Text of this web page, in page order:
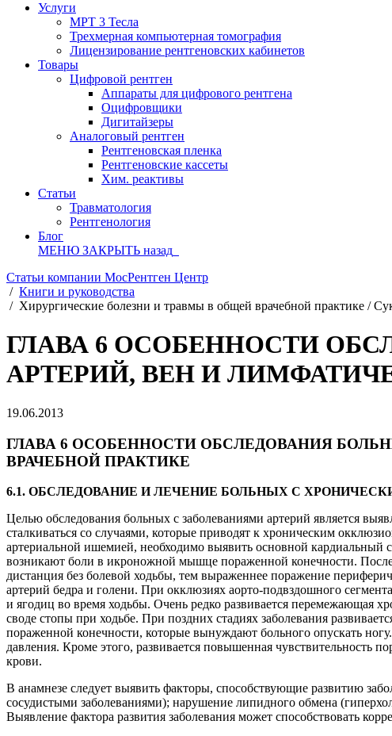
Услуги
МРТ 3 Тесла
Трехмерная компьютерная томография
Лицензирование рентгеновских кабинетов
Товары
Цифровой рентген
Аппараты для цифрового рентгена
Оцифровщики
Дигитайзеры
Аналоговый рентген
Рентгеновская пленка
Рентгеновские кассеты
Хим. реактивы
Статьи
Травматология
Рентгенология
Блог
МЕНЮ ЗАКРЫТЬ назад
Статьи компании МосРентген Центр
/ Книги и руководства
/ Хирургические болезни и травмы в общей врачебной практике /
ГЛАВА 6 ОСОБЕННОСТИ
АРТЕРИЙ, ВЕН И
19.06.2013
ГЛАВА 6 ОСОБЕННОСТИ ОБСЛЕДОВАНИЯ
ВРАЧЕБНОЙ ПРАКТИКЕ
6.1. ОБСЛЕДОВАНИЕ И ЛЕЧЕНИЕ БОЛЬНЫХ С
Целью обследования больных c заболеваниями артерий является
сталкиваться со случаями, которые приводят к хроническим
артериальной ишемией, необходимо выявить основной
возникают боли в икроножной мышце пораженной конечности.
дистанция без болевой ходьбы, тем выраженнее поражение
артерий бедра и голени. При окклюзиях аорто-подвздошного
и ягодиц во время ходьбы. Очень редко развивается перемежающая
своде стопы при ходьбе. При поздних стадиях заболевания
пораженной конечности, которые вынуждают больного опускать
давления. Кроме этого, развивается повышенная чувствительность
крови.
В анамнезе следует выявить факторы, способствующие развитию
сосудистыми заболеваниями); нарушение липидного обмена
Выявление фактора развития заболевания может способствовать